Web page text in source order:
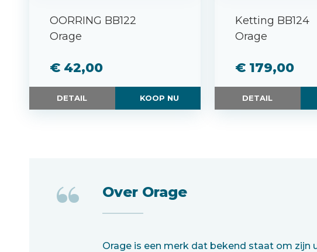
OORRING BB122
Orage
€ 42,00
DETAIL KOOP NU
Ketting BB124
Orage
€ 179,00
DETAIL
“ Over Orage
Orage is een merk dat bekend staat om zijn